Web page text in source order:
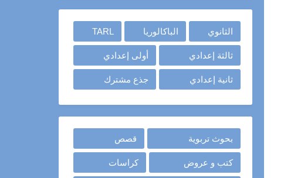
الثانوي الباكالوريا TARL
ثالثة إعدادي أولى إعدادي
ثانية إعدادي جذع مشترك
بحوث تربوية قصص
كتب و عروض كراسات